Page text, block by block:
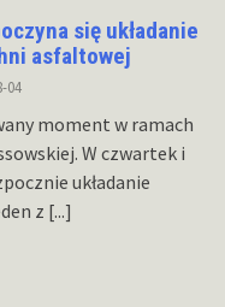
się układanie
asfaltowej
04
moment w ramach
W czwartek i
układanie
z [...]